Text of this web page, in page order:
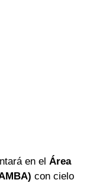
en el Área
con cielo